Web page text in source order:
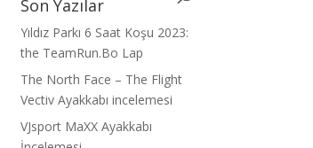
Son Yazılar
Yıldız Parkı 6 Saat Koşu 2023:
the TeamRun.Bo Lap
The North Face – The Flight
Vectiv Ayakkabı incelemesi
VJsport MaXX Ayakkabı